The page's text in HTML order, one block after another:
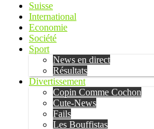
Suisse
International
Economie
Société
Sport
News en direct
Résultats
Divertissement
Copin Comme Cochon
Cute-News
Fails
Les Bouffistas